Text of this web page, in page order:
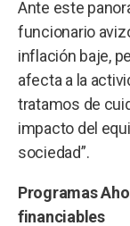
Ante este
funcionario
inflación baje,
afecta a la
tratamos de
impacto del
sociedad”.
Programas
financiables